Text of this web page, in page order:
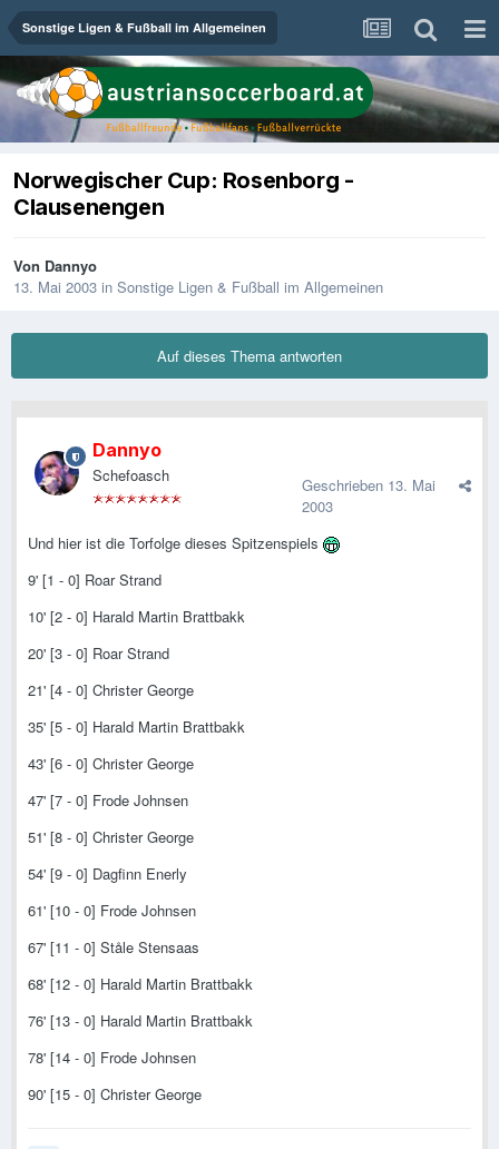
Sonstige Ligen & Fußball im Allgemeinen
Norwegischer Cup: Rosenborg -
Clausenengen
Von Dannyo
13. Mai 2003 in Sonstige Ligen & Fußball im Allgemeinen
Auf dieses Thema antworten
Dannyo
Schefoasch Geschrieben 13. Mai
2003
Und hier ist die Torfolge dieses Spitzenspiels
9' [1 - 0] Roar Strand
10' [2 - 0] Harald Martin Brattbakk
20' [3 - 0] Roar Strand
21' [4 - 0] Christer George
35' [5 - 0] Harald Martin Brattbakk
43' [6 - 0] Christer George
47' [7 - 0] Frode Johnsen
51' [8 - 0] Christer George
54' [9 - 0] Dagfinn Enerly
61' [10 - 0] Frode Johnsen
67' [11 - 0] Ståle Stensaas
68' [12 - 0] Harald Martin Brattbakk
76' [13 - 0] Harald Martin Brattbakk
78' [14 - 0] Frode Johnsen
90' [15 - 0] Christer George